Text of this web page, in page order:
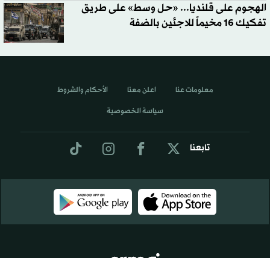
الهجوم على قلنديا... «حل وسط» على طريق
تفكيك 16 مخيماً للاجئين بالضفة
تابعنا
معلومات عنا اعلن معنا الأحكام والشروط
سياسة الخصوصية